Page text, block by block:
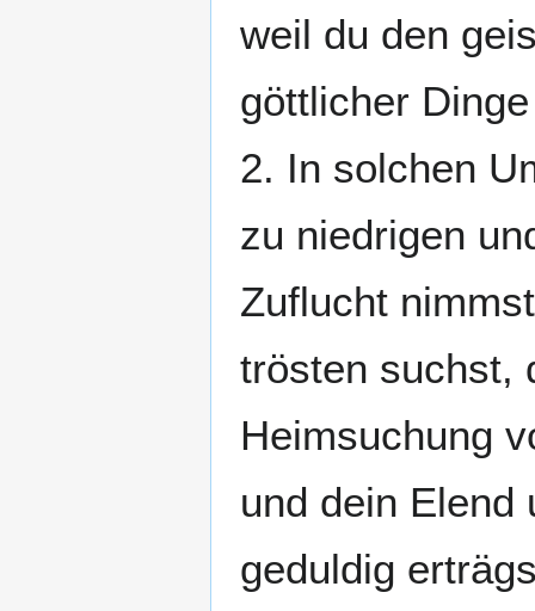
weil du den
göttlicher
2. In solchen
zu niedrigen
Zuflucht
trösten suchst,
Heimsuchung
und dein Elend
geduldig